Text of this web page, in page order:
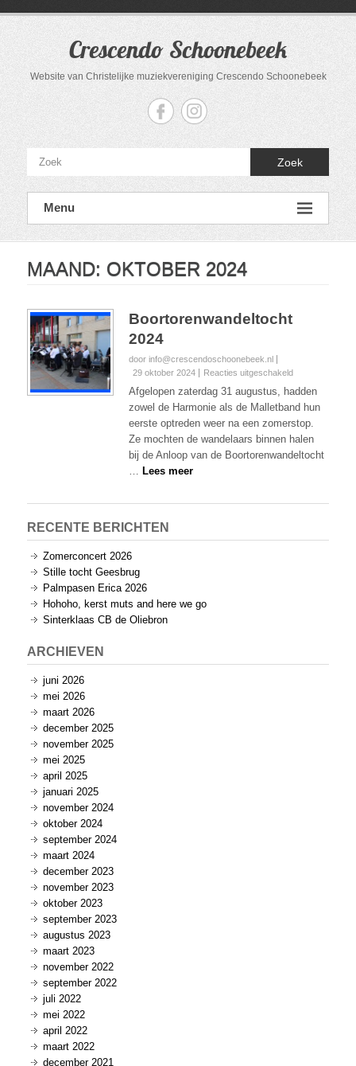
Crescendo Schoonebeek
Website van Christelijke muziekvereniging Crescendo Schoonebeek
Zoek
Menu
MAAND: OKTOBER 2024
Boortorenwandeltocht
2024
door info@crescendoschoonebeek.nl
29 oktober 2024
Reacties uitgeschakeldvoor
Afgelopen zaterdag 31 augustus, hadden
zowel de Harmonie als de Malletband hun
eerste optreden weer na een zomerstop.
Ze mochten de wandelaars binnen halen
bij de Anloop van de Boortorenwandeltocht
… Lees meer
RECENTE BERICHTEN
Zomerconcert 2026
Stille tocht Geesbrug
Palmpasen Erica 2026
Hohoho, kerst muts and here we go
Sinterklaas CB de Oliebron
ARCHIEVEN
juni 2026
mei 2026
maart 2026
december 2025
november 2025
mei 2025
april 2025
januari 2025
november 2024
oktober 2024
september 2024
maart 2024
december 2023
november 2023
oktober 2023
september 2023
augustus 2023
maart 2023
november 2022
september 2022
juli 2022
mei 2022
april 2022
maart 2022
december 2021